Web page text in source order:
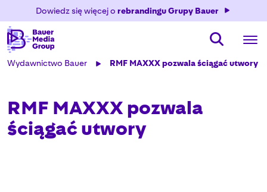
Dowiedz się więcej o rebrandingu Grupy Bauer
Wydawnictwo Bauer RMF MAXXX pozwala ściągać utwory
RMF MAXXX pozwala
ściągać utwory